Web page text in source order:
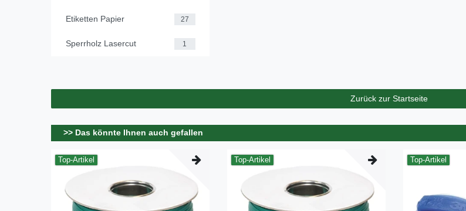
Etiketten Papier 27
Sperrholz Lasercut 1
Zurück zur Startseite
>> Das könnte Ihnen auch gefallen
Top-Artikel Top-Artikel Top-Artikel